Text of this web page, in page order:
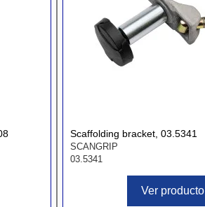
Scaffolding bracket, 03.5341
SCANGRIP
03.5341
Ver producto